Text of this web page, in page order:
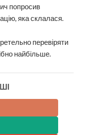
попросив
яка склалася.
перевіряти
найбільше.